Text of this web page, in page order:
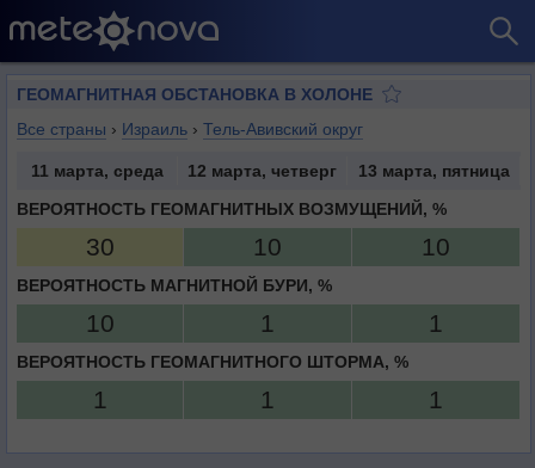
ГЕОМАГНИТНАЯ ОБСТАНОВКА В ХОЛОНЕ
Все страны › Израиль › Тель-Авивский округ
11 марта, среда 12 марта, четверг
13 марта, пятница
ВЕРОЯТНОСТЬ ГЕОМАГНИТНЫХ ВОЗМУЩЕНИЙ, %
30 10 10
ВЕРОЯТНОСТЬ МАГНИТНОЙ БУРИ, %
10 1 1
ВЕРОЯТНОСТЬ ГЕОМАГНИТНОГО ШТОРМА, %
1 1 1